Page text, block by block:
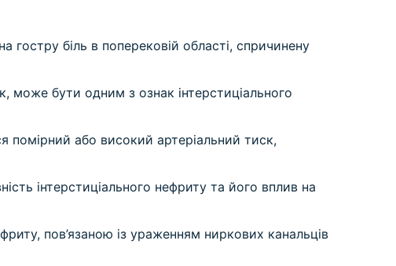
гостру біль в поперековій області, спричинену
може бути одним з ознак інтерстиціального
помірний або високий артеріальний тиск,
інтерстиціального нефриту та його вплив на
пов’язаною із ураженням ниркових канальців